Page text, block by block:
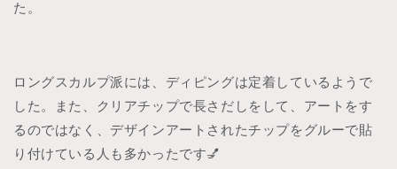
た。
ロングスカルプ派には、ディピングは定着しているようで
した。また、クリアチップで長さだしをして、アートをす
るのではなく、デザインアートされたチップをグルーで貼
り付けている人も多かったです💅